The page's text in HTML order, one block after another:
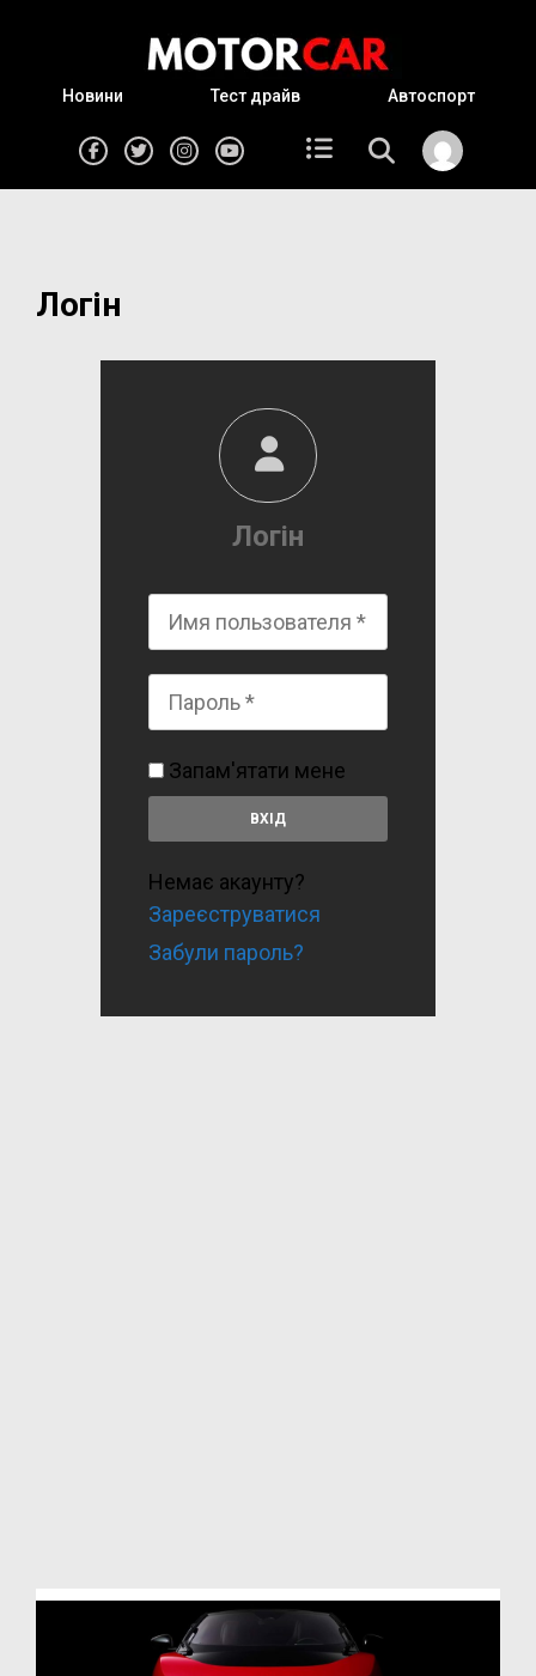
Новини Тест драйв Автоспорт
Логін
Логін
Запам'ятати мене
Немає акаунту?
Зареєструватися
Забули пароль?